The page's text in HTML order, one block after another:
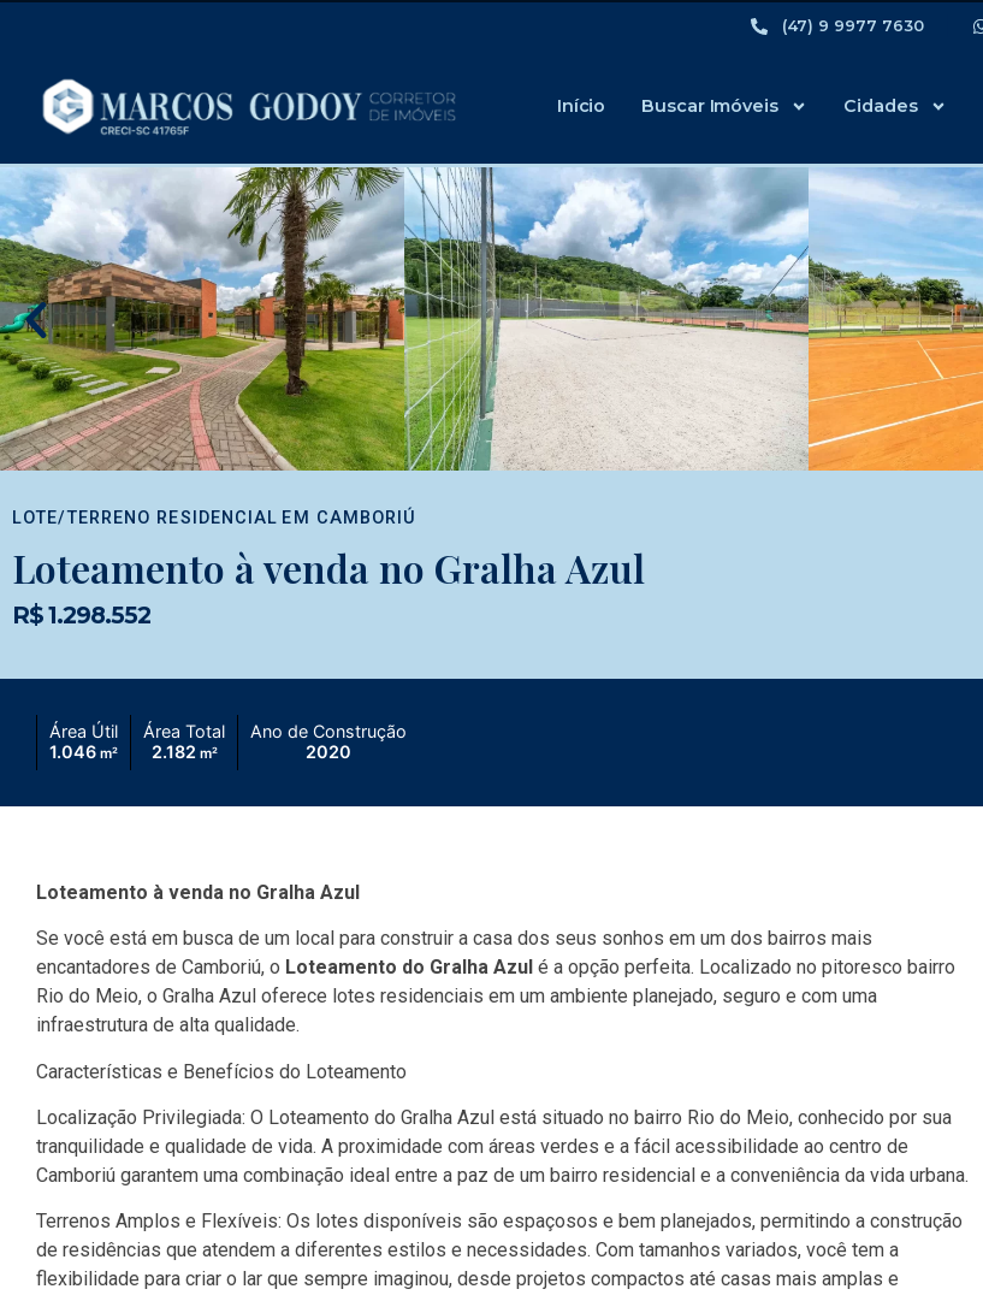
(47) 9 9977 7630
Início Buscar Imóveis Cidades
LOTE/TERRENO RESIDENCIAL EM CAMBORIÚ
Loteamento à venda no Gralha Azul
R$ 1.298.552
Área Útil
1.046 m²
Área Total
2.182 m²
Ano de Construção
2020
Loteamento à venda no Gralha Azul
Se você está em busca de um local para construir a casa dos seus sonhos em um dos bairros mais
encantadores de Camboriú, o Loteamento do Gralha Azul é a opção perfeita. Localizado no pitoresco bairro
Rio do Meio, o Gralha Azul oferece lotes residenciais em um ambiente planejado, seguro e com uma
infraestrutura de alta qualidade.
Características e Benefícios do Loteamento
Localização Privilegiada: O Loteamento do Gralha Azul está situado no bairro Rio do Meio, conhecido por sua
tranquilidade e qualidade de vida. A proximidade com áreas verdes e a fácil acessibilidade ao centro de
Camboriú garantem uma combinação ideal entre a paz de um bairro residencial e a conveniência da vida urbana.
Terrenos Amplos e Flexíveis: Os lotes disponíveis são espaçosos e bem planejados, permitindo a construção
de residências que atendem a diferentes estilos e necessidades. Com tamanhos variados, você tem a
flexibilidade para criar o lar que sempre imaginou, desde projetos compactos até casas mais amplas e